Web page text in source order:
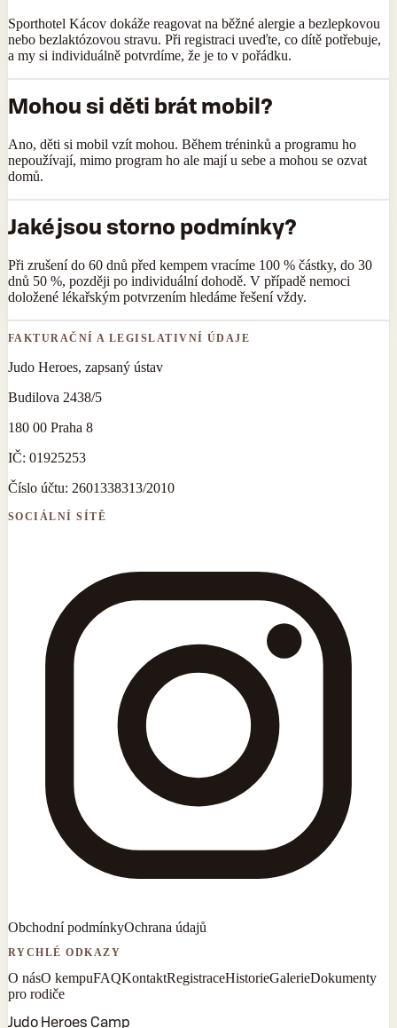
Sporthotel Kácov dokáže reagovat na běžné alergie a bezlepkovou
nebo bezlaktózovou stravu. Při registraci uveďte, co dítě potřebuje,
a my si individuálně potvrdíme, že je to v pořádku.
Mohou si děti brát mobil?
Ano, děti si mobil vzít mohou. Během tréninků a programu ho
nepoužívají, mimo program ho ale mají u sebe a mohou se ozvat
domů.
Jaké jsou storno podmínky?
Při zrušení do 60 dnů před kempem vracíme 100 % částky, do 30
dnů 50 %, později po individuální dohodě. V případě nemoci
doložené lékařským potvrzením hledáme řešení vždy.
FAKTURAČNÍ A LEGISLATIVNÍ ÚDAJE
Judo Heroes, zapsaný ústav
Budilova 2438/5
180 00 Praha 8
IČ: 01925253
Číslo účtu: 2601338313/2010
SOCIÁLNÍ SÍTĚ
Obchodní podmínkyOchrana údajů
RYCHLÉ ODKAZY
O násO kempuFAQKontaktRegistraceHistorieGalerieDokumenty
pro rodiče
Judo Heroes Camp